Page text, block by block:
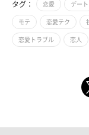
タグ： 恋愛 デート
モテ 恋愛テク
恋愛トラブル 恋人